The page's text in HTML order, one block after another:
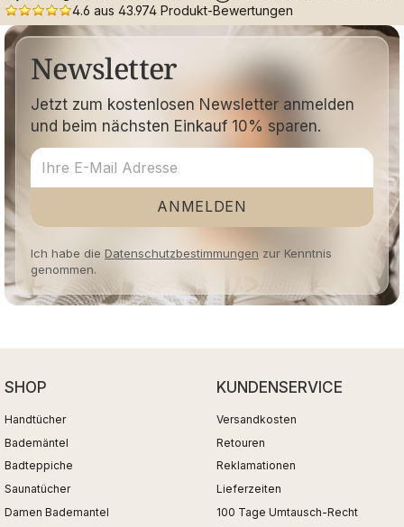
4.6 aus 43.974 Produkt-Bewertungen
Newsletter
Jetzt zum kostenlosen Newsletter anmelden
und beim nächsten Einkauf 10% sparen.
ANMELDEN
Ich habe die Datenschutzbestimmungen zur Kenntnis
genommen.
SHOP
Handtücher
Bademäntel
Badteppiche
Saunatücher
Damen Bademantel
KUNDENSERVICE
Versandkosten
Retouren
Reklamationen
Lieferzeiten
100 Tage Umtausch-Recht